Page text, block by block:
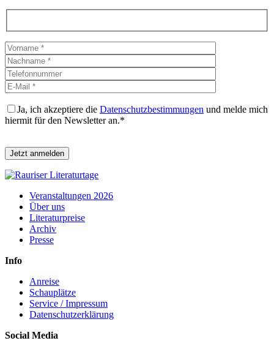
Ja, ich akzeptiere die Datenschutzbestimmungen und melde mich
hiermit für den Newsletter an.*
Veranstaltungen 2026
Über uns
Literaturpreise
Archiv
Presse
Info
Anreise
Schauplätze
Service / Impressum
Datenschutzerklärung
Social Media